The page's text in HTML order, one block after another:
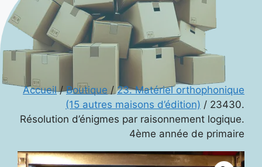
Accueil/Boutique /23. Matériel orthophonique
(15 autres maisons d’édition) / 23430.
Résolution d’énigmes par raisonnement logique.
4ème année de primaire